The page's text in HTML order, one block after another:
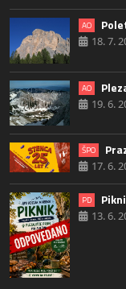
AO
18. 7.
AO
19. 6.
ŠPO
17. 6.
PD
13. 6.